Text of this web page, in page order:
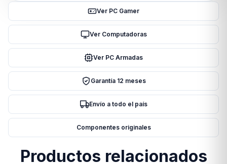
Ver PC Gamer
Ver Computadoras
Ver PC Armadas
Garantía 12 meses
Envío a todo el país
Componentes originales
Productos relacionados